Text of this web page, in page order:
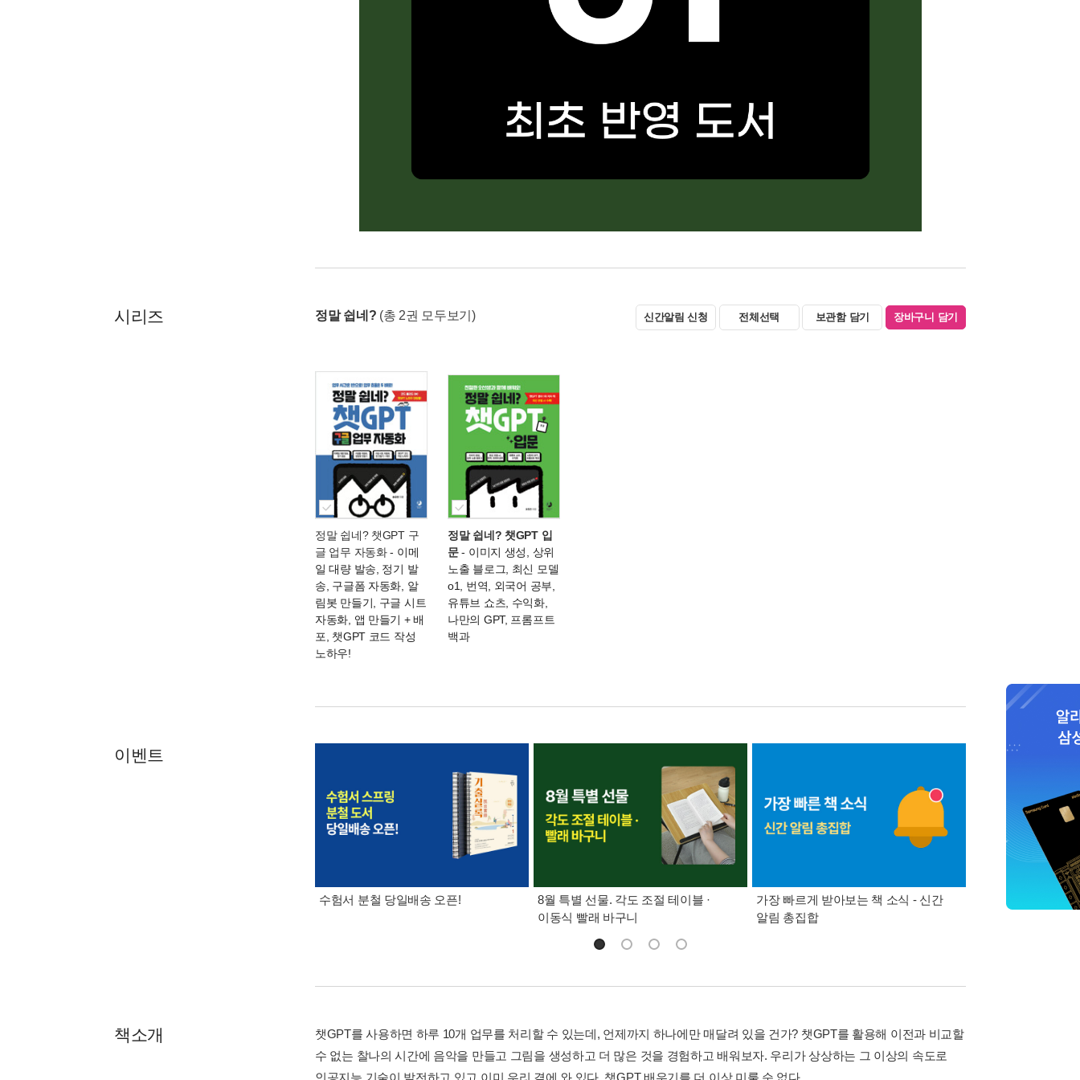
시리즈 정말 쉽네? (총 2권 모두보기) 신간알림 신청 전체선택 보관함 담기 장바구니 담기
정말 쉽네? 챗GPT 구
글 업무 자동화- 이메
일 대량 발송, 정기 발
송, 구글폼 자동화, 알
림봇 만들기, 구글 시트
자동화, 앱 만들기 + 배
포, 챗GPT 코드 작성
노하우!
정말 쉽네? 챗GPT 입
문- 이미지 생성, 상위
노출 블로그, 최신 모델
o1, 번역, 외국어 공부,
유튜브 쇼츠, 수익화,
나만의 GPT, 프롬프트
백과
이벤트
수험서 분철 당일배송 오픈!
8월 특별 선물. 각도 조절 테이블 ·
이동식 빨래 바구니
가장 빠르게 받아보는 책 소식 - 신간
알림 총집합
경기컬처패스 1만
책소개
챗GPT를 사용하면 하루 10개 업무를 처리할 수 있는데, 언제까지 하나에만 매달려 있을 건가? 챗GPT를 활용해 이전과 비교할
수 없는 찰나의 시간에 음악을 만들고 그림을 생성하고 더 많은 것을 경험하고 배워보자. 우리가 상상하는 그 이상의 속도로
인공지능 기술이 발전하고 있고 이미 우리 곁에 와 있다. 챗GPT 배우기를 더 이상 미룰 순 없다.